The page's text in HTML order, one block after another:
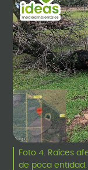
Foto 4. Raíces
de poca entidad.